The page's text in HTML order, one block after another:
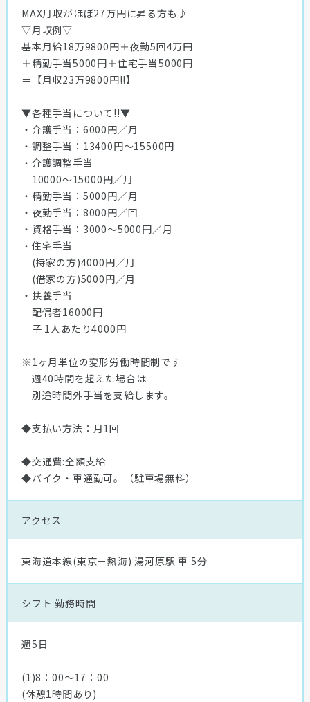
MAX月収がほぼ27万円に昇る方も♪
▽月収例▽
基本月給18万9800円＋夜勤5回4万円
＋精勤手当5000円＋住宅手当5000円
＝【月収23万9800円!!】
▼各種手当について!!▼
・介護手当：6000円／月
・調整手当：13400円～15500円
・介護調整手当
10000〜15000円／月
・精勤手当：5000円／月
・夜勤手当：8000円／回
・資格手当：3000〜5000円／月
・住宅手当
(持家の方)4000円／月
(借家の方)5000円／月
・扶養手当
配偶者16000円
子 1人あたり4000円
※1ヶ月単位の変形労働時間制です
週40時間を超えた場合は
別途時間外手当を支給します。
◆支払い方法：月1回
◆交通費:全額支給
◆バイク・車通勤可。（駐車場無料）
アクセス
東海道本線(東京－熱海) 湯河原駅 車 5分
シフト勤務時間
週5日
(1)8：00〜17：00
(休憩1時間あり)